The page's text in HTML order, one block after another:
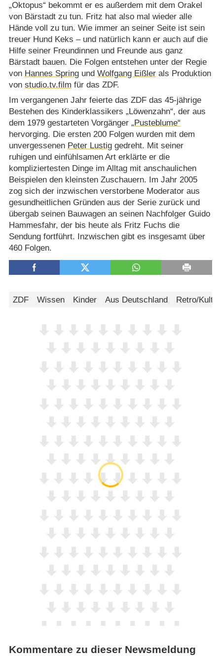
„Oktopus“ bekommt er es außerdem mit dem Orakel
von Bärstadt zu tun. Fritz hat also mal wieder alle
Hände voll zu tun. Wie immer an seiner Seite ist sein
treuer Hund Keks – und natürlich kann er auch auf die
Hilfe seiner Freundinnen und Freunde aus ganz
Bärstadt bauen. Die Folgen entstehen unter der Regie
von Hannes Springund Wolfgang Eißlerals Produktion
von studio.tv.film für das ZDF.
Im vergangenen Jahr feierte das ZDF das 45-jährige
Bestehen des Kinderklassikers „Löwenzahn“, der aus
dem 1979 gestarteten Vorgänger „Pusteblume“
hervorging. Die ersten 200 Folgen wurden mit dem
unvergessenen Peter Lustiggedreht. Mit seiner
ruhigen und einfühlsamen Art erklärte er die
kompliziertesten Dinge im Alltag mit anschaulichen
Beispielen den kleinsten Zuschauern. Im Jahr 2005
zog sich der inzwischen verstorbene Moderator aus
gesundheitlichen Gründen aus der Serie zurück und
übergab seinen Bauwagen an seinen Nachfolger Guido
Hammesfahr, der bis heute als Fritz Fuchs die
Sendung fortführt. Inzwischen gibt es insgesamt über
460 Folgen.
ZDF Wissen Kinder Aus Deutschland Retro/Kult
Kommentare zu dieser Newsmeldung